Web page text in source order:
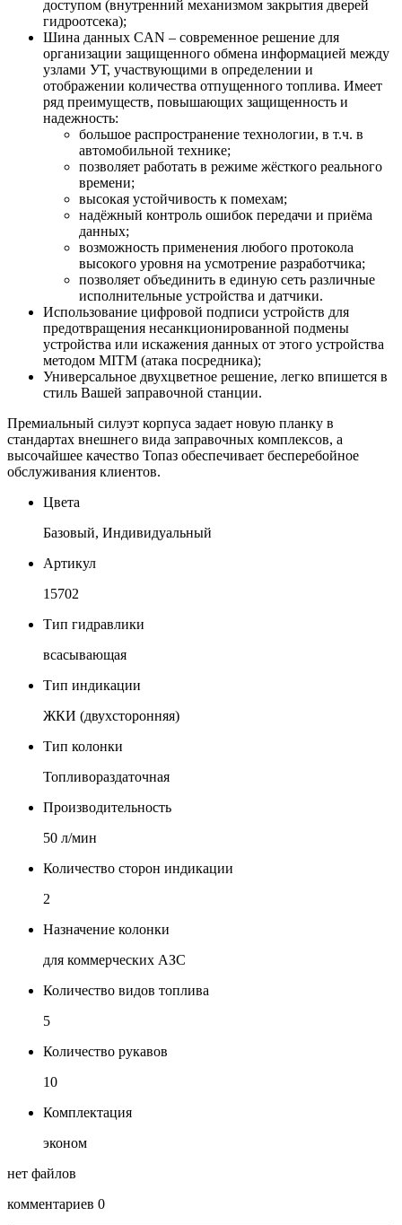
доступом (внутренний механизмом закрытия дверей
гидроотсека);
Шина данных CAN – современное решение для
организации защищенного обмена информацией между
узлами УТ, участвующими в определении и
отображении количества отпущенного топлива. Имеет
ряд преимуществ, повышающих защищенность и
надежность:
большое распространение технологии, в т.ч. в
автомобильной технике;
позволяет работать в режиме жёсткого реального
времени;
высокая устойчивость к помехам;
надёжный контроль ошибок передачи и приёма
данных;
возможность применения любого протокола
высокого уровня на усмотрение разработчика;
позволяет объединить в единую сеть различные
исполнительные устройства и датчики.
Использование цифровой подписи устройств для
предотвращения несанкционированной подмены
устройства или искажения данных от этого устройства
методом MITM (атака посредника);
Универсальное двухцветное решение, легко впишется в
стиль Вашей заправочной станции.
Премиальный силуэт корпуса задает новую планку в
стандартах внешнего вида заправочных комплексов, а
высочайшее качество Топаз обеспечивает бесперебойное
обслуживания клиентов.
Цвета
Базовый, Индивидуальный
Артикул
15702
Тип гидравлики
всасывающая
Тип индикации
ЖКИ (двухсторонняя)
Тип колонки
Топливораздаточная
Производительность
50 л/мин
Количество сторон индикации
2
Назначение колонки
для коммерческих АЗС
Количество видов топлива
5
Количество рукавов
10
Комплектация
эконом
нет файлов
комментариев 0